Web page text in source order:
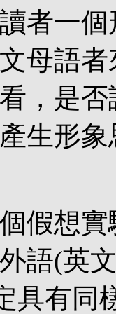
者一個
母語
，是否
生形
想實
語(英
具有同